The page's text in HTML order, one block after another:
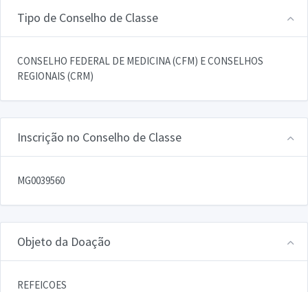
Tipo de Conselho de Classe
CONSELHO FEDERAL DE MEDICINA (CFM) E CONSELHOS
REGIONAIS (CRM)
Inscrição no Conselho de Classe
MG0039560
Objeto da Doação
REFEICOES